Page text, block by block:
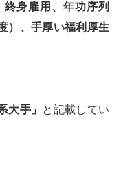
終身雇用、年功序列
）、手厚い福利厚生
大手」 と記載してい